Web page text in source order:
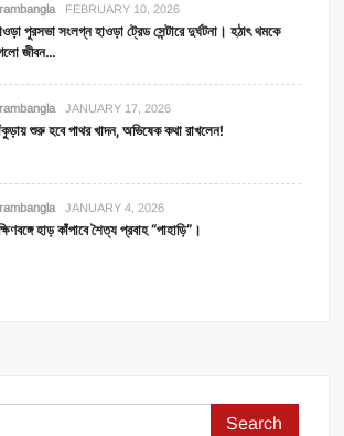
FEBRUARY 10, 2026
পুরসভা সংলগ্ন হাওড়া ট্রেড সেন্টারে দুর্ঘটনা। হঠাৎ থমকে
জীবন…
JANUARY 17, 2026
শুরু হবে পাথর খাদন, অভিষেক কথা রাখলেন!
JANUARY 4, 2026
হাড় কাঁপাবে শৈত্য প্রবাহ “পাহাড়ি”।
Search